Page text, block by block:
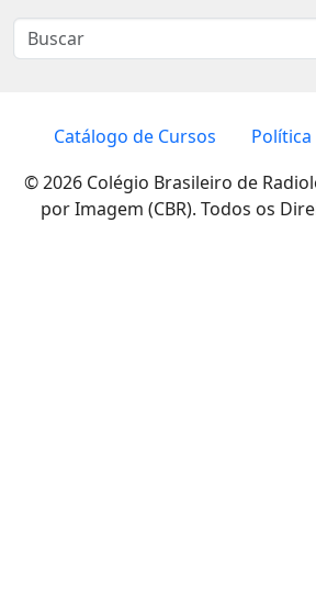
Catálogo de Cursos
© 2026 Colégio Brasileiro de
por Imagem (CBR). Todos os